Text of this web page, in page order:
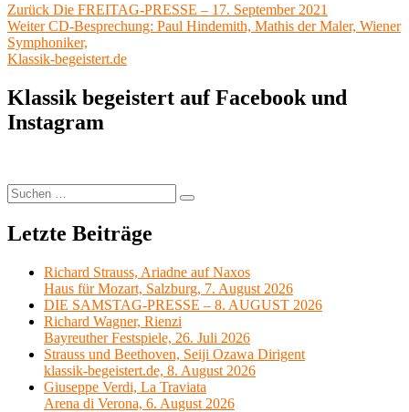
Beitragsnavigation
Zurück Vorheriger
Beitrag:
Die FREITAG-PRESSE – 17. September 2021
Weiter Nächster
Beitrag:
CD-Besprechung: Paul Hindemith, Mathis der Maler, Wiener
Symphoniker,
Klassik-begeistert.de
Klassik begeistert auf Facebook und
Instagram
Suchen
nach:
Suchen
Letzte Beiträge
Richard Strauss, Ariadne auf Naxos
Haus für Mozart, Salzburg, 7. August 2026
DIE SAMSTAG-PRESSE – 8. AUGUST 2026
Richard Wagner, Rienzi
Bayreuther Festspiele, 26. Juli 2026
Strauss und Beethoven, Seiji Ozawa Dirigent
klassik-begeistert.de, 8. August 2026
Giuseppe Verdi, La Traviata
Arena di Verona, 6. August 2026